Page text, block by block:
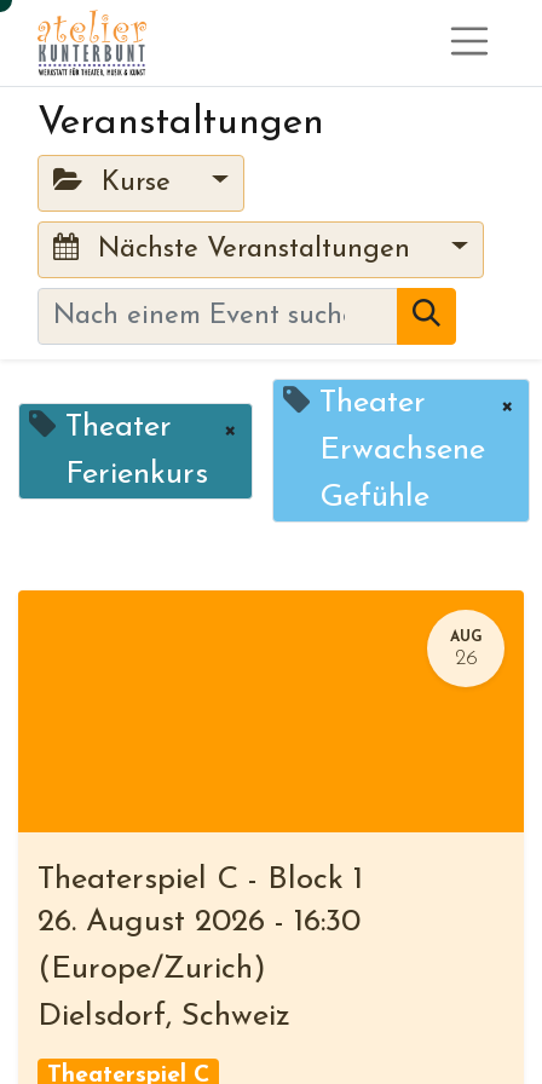
Veranstaltungen
Kurse
Nächste Veranstaltungen
Theater
Ferienkurs
×
Theater
Erwachsene
Gefühle
×
AUG
26
Theaterspiel C - Block 1
26. August 2026 - 16:30
( Europe/Zurich )
Dielsdorf, Schweiz
Theaterspiel C